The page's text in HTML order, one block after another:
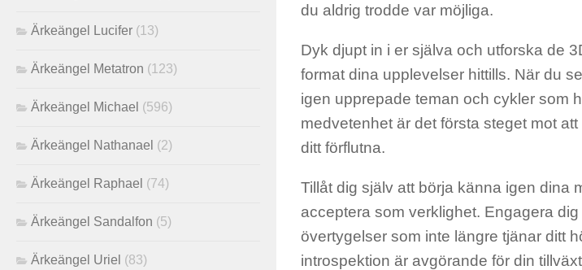
du aldrig trodde var möjliga.
Dyk djupt in i er själva och utforska de
format dina upplevelser hittills. När du
igen upprepade teman och cykler som
medvetenhet är det första steget mot
ditt förflutna.
Tillåt dig själv att börja känna igen dina
acceptera som verklighet. Engagera
övertygelser som inte längre tjänar ditt
introspektion är avgörande för din
Ärkeängel Lucifer (13)
Ärkeängel Metatron (123)
Ärkeängel Michael (596)
Ärkeängel Nathanael (2)
Ärkeängel Raphael (74)
Ärkeängel Sandalfon (5)
Ärkeängel Uriel (83)